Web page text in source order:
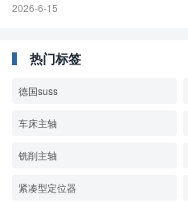
2026-6-15
热门标签
​德国suss
车床主轴
铣削主轴
紧凑型定位器